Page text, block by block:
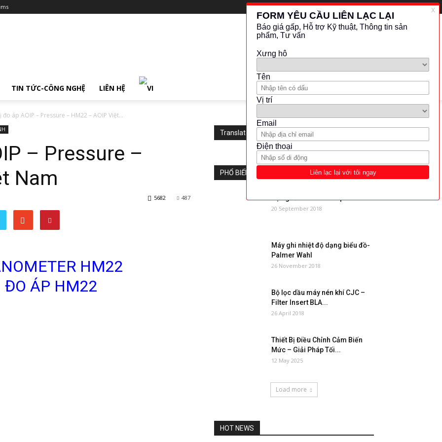
TIN TỨC-CÔNG NGHỆ LIÊN HỆ
đo áp AOIP – Pressure – HM22 – AOIP Việt...
– Pressure –
Nam
487
5682
HM22
ĐO ÁP HM22
Translate this website
PHỔ BIẾN
20 September 2018
Máy ghi nhiệt độ dạng biểu đồ-
Palmer Wahl
26 November 2018
Bộ lọc dầu máy nén khí CJC –
Filter Insert BLA...
26 April 2018
Thiết Bị Điều Chỉnh Cảm Biến
Mức – Giải Pháp Tối...
12 May 2025
Load more
HOT NEWS